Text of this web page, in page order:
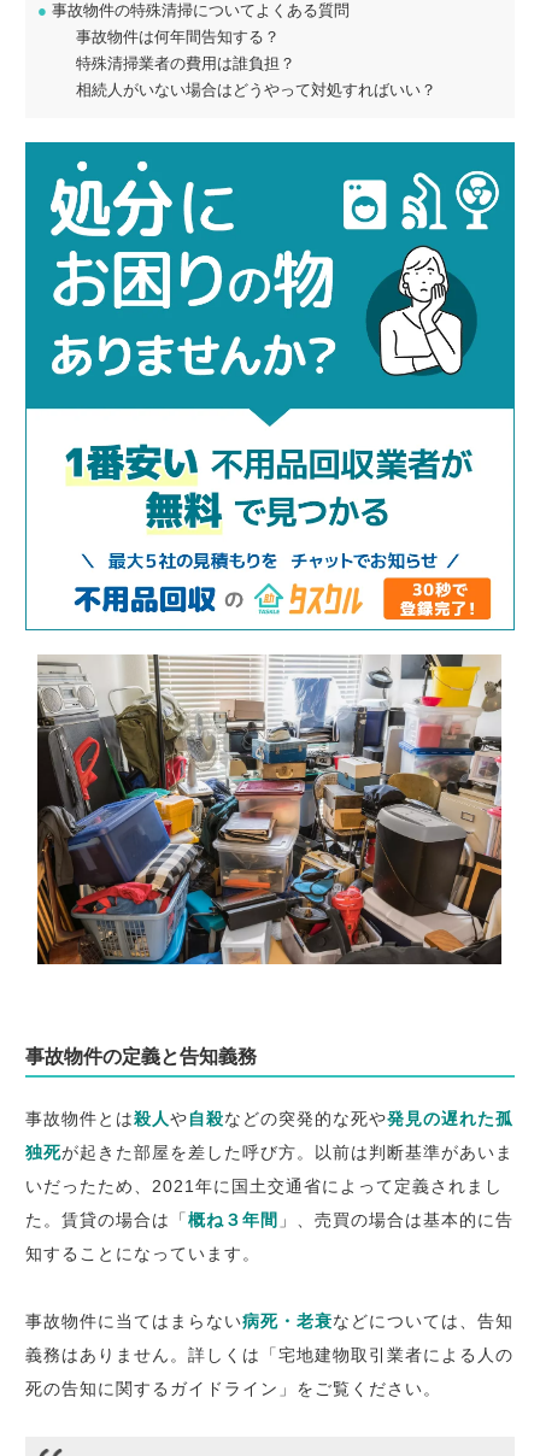
● 事故物件の特殊清掃についてよくある質問
事故物件は何年間告知する？
特殊清掃業者の費用は誰負担？
相続人がいない場合はどうやって対処すればいい？
事故物件の定義と告知義務
事故物件とは殺人や自殺などの突発的な死や発見の遅れた孤
独死が起きた部屋を差した呼び方。以前は判断基準があいま
いだったため、2021年に国土交通省によって定義されまし
た。賃貸の場合は「概ね３年間 」、売買の場合は基本的に告
知することになっています。
事故物件に当てはまらない病死・老衰などについては、告知
義務はありません。詳しくは「宅地建物取引業者による人の
死の告知に関するガイドライン」をご覧ください。